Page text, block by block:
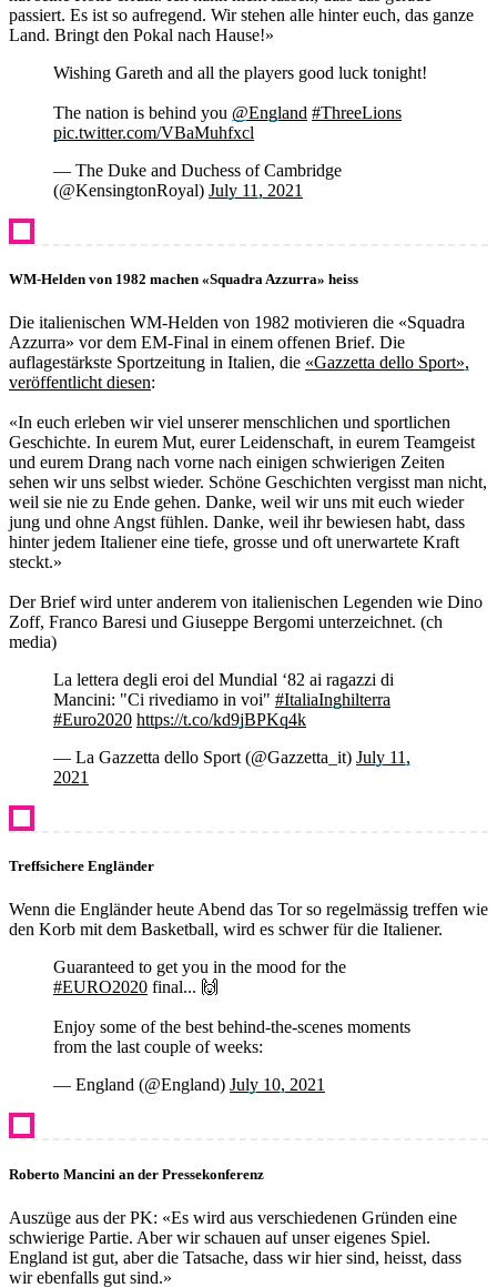
passiert. Es ist so aufregend. Wir stehen alle hinter euch, das ganze
Land. Bringt den Pokal nach Hause!»
Wishing Gareth and all the players good luck tonight!
The nation is behind you @England #ThreeLions
pic.twitter.com/VBaMuhfxcl
— The Duke and Duchess of Cambridge
(@KensingtonRoyal) July 11, 2021
WM-Helden von 1982 machen «Squadra Azzurra» heiss
Die italienischen WM-Helden von 1982 motivieren die «Squadra
Azzurra» vor dem EM-Final in einem offenen Brief. Die
auflagestärkste Sportzeitung in Italien, die «Gazzetta dello Sport»,
veröffentlicht diesen:
«In euch erleben wir viel unserer menschlichen und sportlichen
Geschichte. In eurem Mut, eurer Leidenschaft, in eurem Teamgeist
und eurem Drang nach vorne nach einigen schwierigen Zeiten
sehen wir uns selbst wieder. Schöne Geschichten vergisst man nicht,
weil sie nie zu Ende gehen. Danke, weil wir uns mit euch wieder
jung und ohne Angst fühlen. Danke, weil ihr bewiesen habt, dass
hinter jedem Italiener eine tiefe, grosse und oft unerwartete Kraft
steckt.»
Der Brief wird unter anderem von italienischen Legenden wie Dino
Zoff, Franco Baresi und Giuseppe Bergomi unterzeichnet. (ch
media)
La lettera degli eroi del Mundial ‘82 ai ragazzi di
Mancini: "Ci rivediamo in voi" #ItaliaInghilterra
#Euro2020 https://t.co/kd9jBPKq4k
— La Gazzetta dello Sport (@Gazzetta_it) July 11,
2021
Treffsichere Engländer
Wenn die Engländer heute Abend das Tor so regelmässig treffen wie
den Korb mit dem Basketball, wird es schwer für die Italiener.
Guaranteed to get you in the mood for the
#EURO2020 final... 🙌
Enjoy some of the best behind-the-scenes moments
from the last couple of weeks:
— England (@England) July 10, 2021
Roberto Mancini an der Pressekonferenz
Auszüge aus der PK: «Es wird aus verschiedenen Gründen eine
schwierige Partie. Aber wir schauen auf unser eigenes Spiel.
England ist gut, aber die Tatsache, dass wir hier sind, heisst, dass
wir ebenfalls gut sind.»